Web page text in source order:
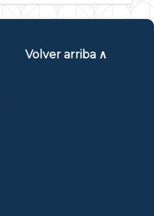
Volver arriba ∧